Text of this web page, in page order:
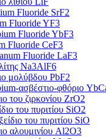
Fluoride SrF2
Fluoride YF3
Fluoride YbF3
Fluoride CeF3
Fluoride LaF3
Na3AlF6
μολύβδου PbF2
ασβέστιο-φθόριο
του ζιρκονίου ZrO2
του πυριτίου SiO2
του πυριτίου SiO
αλουμινίου Al2O3